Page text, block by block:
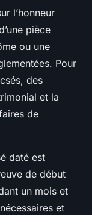
l’honneur
pièce
ou une
Pour
des
et la
de
daté est
de début
un mois et
et